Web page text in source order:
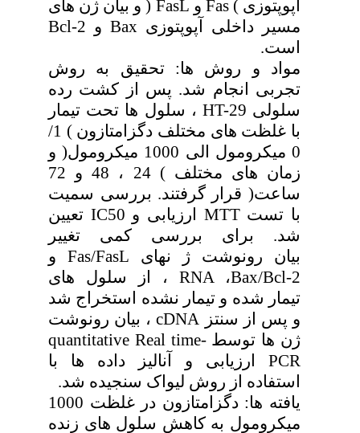
آپوپتوزی ) Fas و FasL ( و بیان ژن های
مسیر داخلی آپوپتوزی Bax و Bcl-2
است.
مواد و روش ها: تحقیق به روش
تجربی انجام شد. پس از کشت رده
سلولی HT-29 ، سلول ها تحت تیمار
با غلظت های مختلف دگزامتازون ) 1/
0 میکرومول الی 1000 میکرومول( و
زمان های مختلف ) 24 ، 48 و 72
ساعت( قرار گرفتند. بررسی سمیت
با تست MTT ارزیابی و IC50 تعیین
شد. برای بررسی کمی تغییر
بیان رونوشت ژ نهای Fas/FasL و
RNA ،Bax/Bcl-2 ، از سلول های
تیمار شده و تیمار نشده استخراج شد
و پس از سنتز cDNA ، بیان رونوشت
ژن ها توسط quantitative Real time-
PCR ارزیابی و آنالیز داده ها با
استفاده از روش لیواک سنجیده شد.
یافته ها: دگزامتازون در غلظت 1000
میکرومول به کاهش سلول های زنده